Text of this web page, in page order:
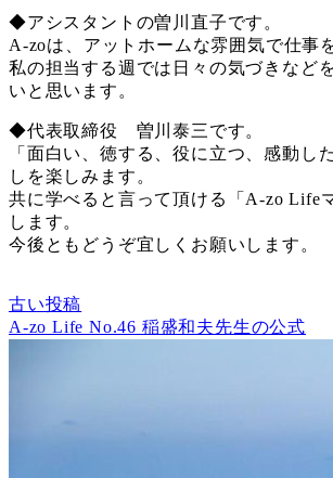
◆アシスタントの曽川直子です。
A-zoは、アットホームな雰囲気で仕事
私の担当する週では日々の気づきなど
いと思います。
◆代表取締役 曽川泰三です。
「面白い、徳する、役に立つ、感動し
しを楽しみます。
共に学べると言って頂ける「A-zo Life
します。
今後ともどうぞ宜しくお願いします。
古い投稿
A-zo Life No.46 稲盛和夫先生の公式